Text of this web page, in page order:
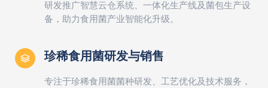
研发推广智慧云仓系统、一体化生产线及菌包生产设
备，助力食用菌产业智能化升级。
珍稀食用菌研发与销售
专注于珍稀食用菌菌种研发、工艺优化及技术服务，